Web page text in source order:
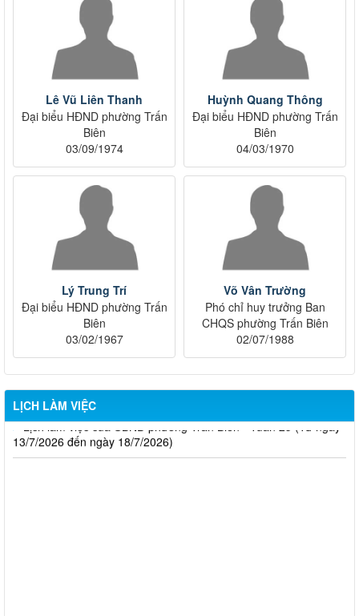
Lê Vũ Liên Thanh
Đại biểu HĐND phường Trấn
Biên
03/09/1974
Huỳnh Quang Thông
Đại biểu HĐND phường Trấn
Biên
04/03/1970
Lý Trung Trí
Đại biểu HĐND phường Trấn
Biên
03/02/1967
Võ Vân Trường
Phó chỉ huy trưởng Ban
CHQS phường Trấn Biên
02/07/1988
LỊCH LÀM VIỆC
Lịch làm việc của UBND phường Trấn Biên - Tuần 32 (Từ ngày
03/8/2026 đến ngày 08/8/2026)
Lịch làm việc của UBND phường Trấn Biên - Tuần 31 (Từ ngày
27/7/2026 đến ngày 01/8/2026)
20/7/2026 đến ngày 25/7/2026)
Lịch làm việc của UBND phường Trấn Biên - Tuần 29 (Từ ngày
13/7/2026 đến ngày 18/7/2026)